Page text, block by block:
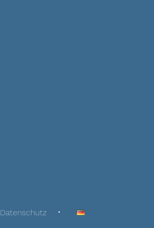
Datenschutz